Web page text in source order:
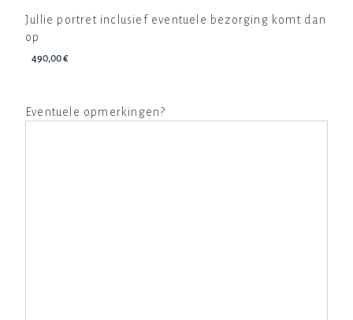
Jullie portret inclusief eventuele bezorging komt dan
op
Eventuele opmerkingen?